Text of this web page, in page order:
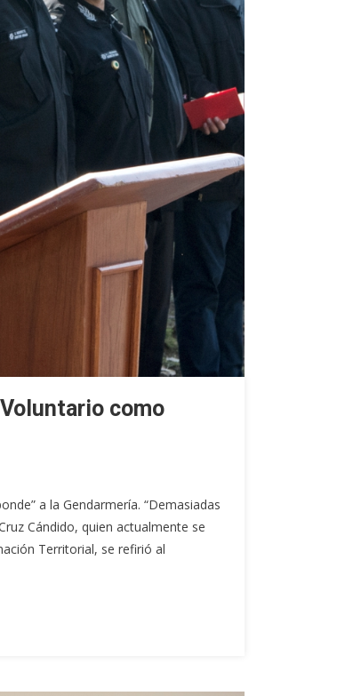
como
a la Gendarmería. “Demasiadas
Cándido, quien actualmente se
Territorial, se refirió al